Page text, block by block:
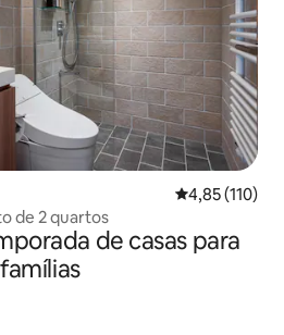
4,85 de uma
4,85 (110)
de 2 quartos
de casas para
famílias